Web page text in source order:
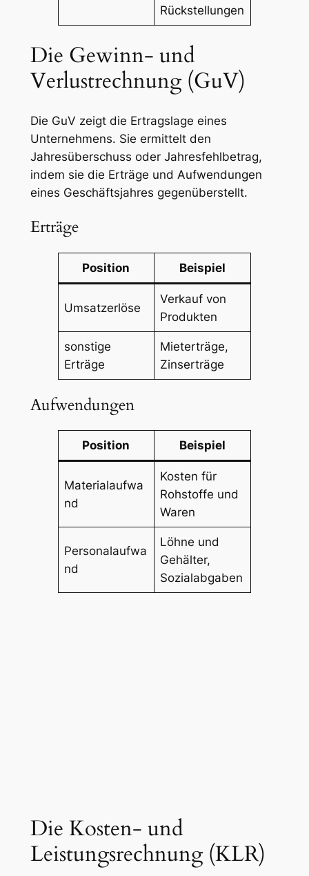
Rückstellungen
Die Gewinn- und
Verlustrechnung (GuV)
Die GuV zeigt die Ertragslage eines
Unternehmens. Sie ermittelt den
Jahresüberschuss oder Jahresfehlbetrag,
indem sie die Erträge und Aufwendungen
eines Geschäftsjahres gegenüberstellt.
Erträge
Position Beispiel
Umsatzerlöse
Verkauf von
Produkten
sonstige
Erträge
Mieterträge,
Zinserträge
Aufwendungen
Position Beispiel
Materialaufwa
nd
Kosten für
Rohstoffe und
Waren
Personalaufwa
nd
Löhne und
Gehälter,
Sozialabgaben
Die Kosten- und
Leistungsrechnung (KLR)